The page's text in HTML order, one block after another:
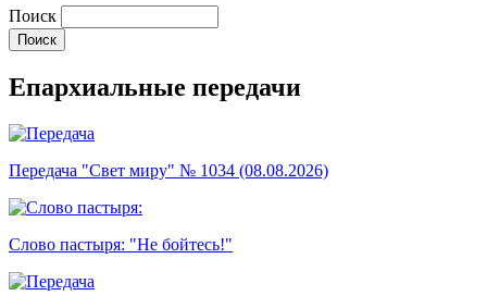
Поиск
Епархиальные передачи
Передача "Свет миру" № 1034 (08.08.2026)
Слово пастыря: "Не бойтесь!"